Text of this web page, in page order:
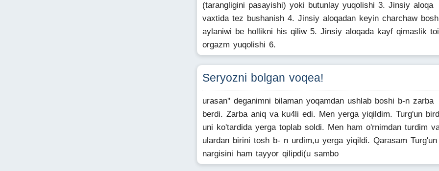
(tarangligini pasayishi) yoki butunlay yuqolishi 3. Jinsiy aloqa
vaxtida tez bushanish 4. Jinsiy aloqadan keyin charchaw bosh
aylaniwi be hollikni his qiliw 5. Jinsiy aloqada kayf qimaslik
orgazm yuqolishi 6.
Seryozni bolgan voqea!
urasan'' deganimni bilaman yoqamdan ushlab boshi b-n zarba
berdi. Zarba aniq va ku4li edi. Men yerga yiqildim. Turg'un
uni ko'tardida yerga toplab soldi. Men ham o'rnimdan turdim
ulardan birini tosh b- n urdim,u yerga yiqildi. Qarasam Turg'un
nargisini ham tayyor qilipdi(u sambo